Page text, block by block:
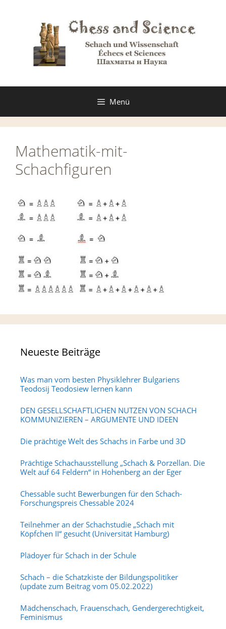
Menü
Mathematik-mit-
Schachfiguren
Neueste Beiträge
Was man vom besten Physiklehrer Bulgariens
Teodosij Teodosiew lernen kann
DEN GESELLSCHAFTLICHEN NUTZEN VON SCHACH
KOMMUNIZIEREN – ARGUMENTE UND IDEEN
Die prächtige Welt des Schachs in Farbe und 3D
Prächtige Schachausstellung „Schach & Porzellan. Die
Welt auf 64 Feldern“ in Hohenberg an der Eger
Chessable sucht Bewerbungen für den Schach-
Forschungspreis Chessable 2024
Teilnehmer an der Schachstudie „Schach mit
Köpfchen II“ gesucht (Universität Hamburg)
Plädoyer für Schach in der Schule
Schach – die Schatzkiste der Bildungspolitiker
(update zum Beitrag vom 05.02.2022)
Mädchenschach, Frauenschach, Gendergerechtigkeit,
Feminismus